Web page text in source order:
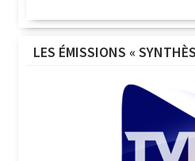
LES ÉMISSIONS «